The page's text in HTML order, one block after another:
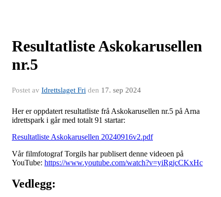
Resultatliste Askokarusellen
nr.5
Postet av Idrettslaget Fri den 17. sep 2024
Her er oppdatert resultatliste frå Askokarusellen nr.5 på Arna
idrettspark i går med totalt 91 startar:
Resultatliste Askokarusellen 20240916v2.pdf
Vår filmfotograf Torgils har publisert denne videoen på
YouTube: https://www.youtube.com/watch?v=yiRgjcCKxHc
Vedlegg: